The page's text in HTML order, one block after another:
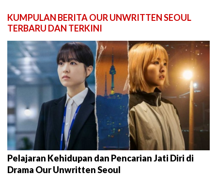
KUMPULAN BERITA OUR UNWRITTEN SEOUL
TERBARU DAN TERKINI
Pelajaran Kehidupan dan Pencarian Jati Diri di
Drama Our Unwritten Seoul